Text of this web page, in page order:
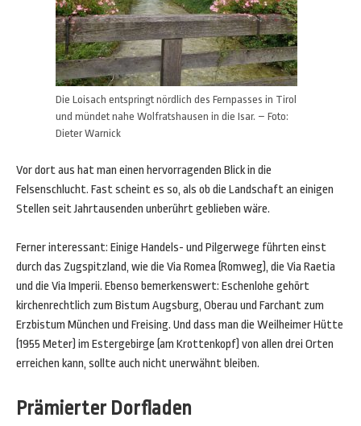
Die Loisach entspringt nördlich des Fernpasses in Tirol
und mündet nahe Wolfratshausen in die Isar. – Foto:
Dieter Warnick
Vor dort aus hat man einen hervorragenden Blick in die
Felsenschlucht. Fast scheint es so, als ob die Landschaft an einigen
Stellen seit Jahrtausenden unberührt geblieben wäre.
Ferner interessant: Einige Handels- und Pilgerwege führten einst
durch das Zugspitzland, wie die Via Romea (Romweg), die Via Raetia
und die Via Imperii. Ebenso bemerkenswert: Eschenlohe gehört
kirchenrechtlich zum Bistum Augsburg, Oberau und Farchant zum
Erzbistum München und Freising. Und dass man die Weilheimer Hütte
(1955 Meter) im Estergebirge (am Krottenkopf) von allen drei Orten
erreichen kann, sollte auch nicht unerwähnt bleiben.
Prämierter Dorfladen